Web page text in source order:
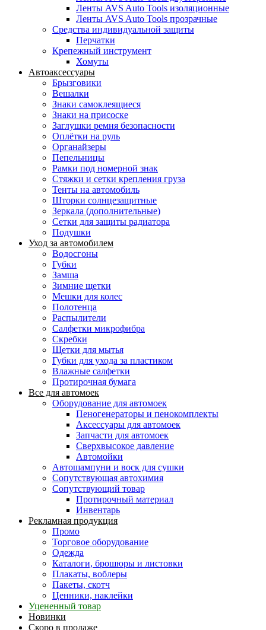
Ленты AVS Auto Tools изоляционные
Ленты AVS Auto Tools прозрачные
Средства индивидуальной защиты
Перчатки
Крепежный инструмент
Хомуты
Автоаксессуары
Брызговики
Вешалки
Знаки самоклеящиеся
Знаки на присоске
Заглушки ремня безопасности
Оплётки на руль
Органайзеры
Пепельницы
Рамки под номерной знак
Стяжки и сетки крепления груза
Тенты на автомобиль
Шторки солнцезащитные
Зеркала (дополнительные)
Сетки для защиты радиатора
Подушки
Уход за автомобилем
Водосгоны
Губки
Замша
Зимние щетки
Мешки для колес
Полотенца
Распылители
Салфетки микрофибра
Скребки
Щетки для мытья
Губки для ухода за пластиком
Влажные салфетки
Протирочная бумага
Все для автомоек
Оборудование для автомоек
Пеногенераторы и пенокомплекты
Аксессуары для автомоек
Запчасти для автомоек
Сверхвысокое давление
Автомойки
Автошампуни и воск для сушки
Сопутствующая автохимия
Сопутствующий товар
Протирочный материал
Инвентарь
Рекламная продукция
Промо
Торговое оборудование
Одежда
Каталоги, брошюры и листовки
Плакаты, воблеры
Пакеты, скотч
Ценники, наклейки
Уцененный товар
Новинки
Скоро в продаже